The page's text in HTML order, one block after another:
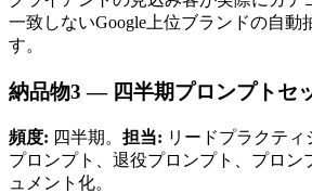
一致しないGoogle上位ブランドの自動
す。
納品物3 — 四半期プロンプトセ
頻度: 四半期。 担当: リードプラクティ
プロンプト、退役プロンプト、プロン
ュメント化。